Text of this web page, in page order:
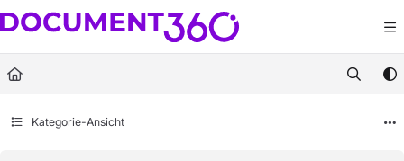
Documentation Index
Fetch the complete documentation index at:https://docs.document360.com/
Use this file to discover all available pages before exploring further.
Kategorie-Ansicht